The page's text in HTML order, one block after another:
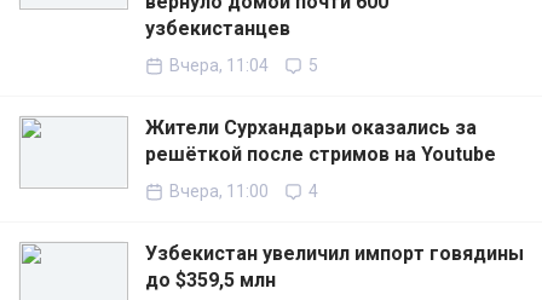
узбекистанцев
Вчера, 11:04 5
Жители Сурхандарьи оказались за
решёткой после стримов на Youtube
Вчера, 11:00 4
Узбекистан увеличил импорт говядины
до $359,5 млн